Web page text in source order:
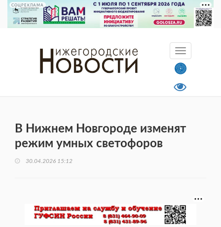
СОЦРЕКЛАМА
В Нижнем Новгороде изменят
режим умных светофоров
30.04.2026 15:12